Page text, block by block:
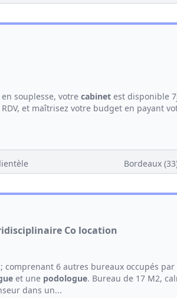
souplesse, votre cabinet est disponible
et maîtrisez votre budget en payant
Bordeaux
Co location
6 autres bureaux occupés par
et une podologue. Bureau de 17 M2,
dans un...